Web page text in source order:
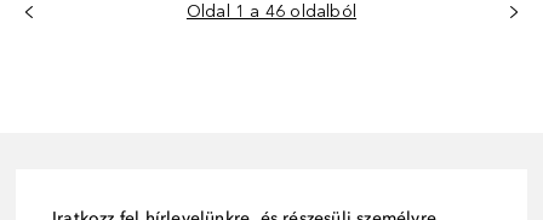
Oldal 1 a 46 oldalból